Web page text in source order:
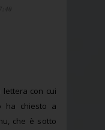
lettera con cui
ha chiesto a
che è sotto